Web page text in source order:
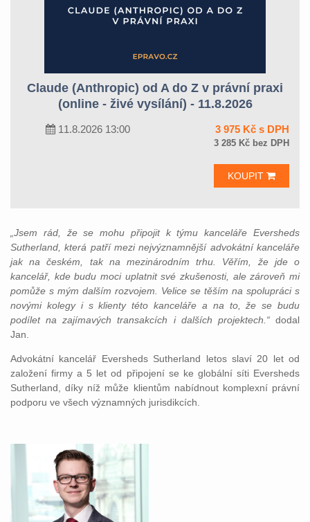
Claude (Anthropic) od A do Z v právní praxi
(online - živé vysílání) - 11.8.2026
11.8.2026 13:00 3 975 Kč s DPH
3 285 Kč bez DPH
KOUPIT
„Jsem rád, že se mohu připojit k týmu kanceláře Eversheds
Sutherland, která patří mezi nejvýznamnější advokátní kanceláře
jak na českém, tak na mezinárodním trhu. Věřím, že jde o
kancelář, kde budu moci uplatnit své zkušenosti, ale zároveň mi
pomůže s mým dalším rozvojem. Velice se těším na spolupráci s
novými kolegy i s klienty této kanceláře a na to, že se budu
podílet na zajímavých transakcích i dalších projektech.“ dodal
Jan.
Advokátní kancelář Eversheds Sutherland letos slaví 20 let od
založení firmy a 5 let od připojení se ke globální síti Eversheds
Sutherland, díky níž může klientům nabídnout komplexní právní
podporu ve všech významných jurisdikcích.